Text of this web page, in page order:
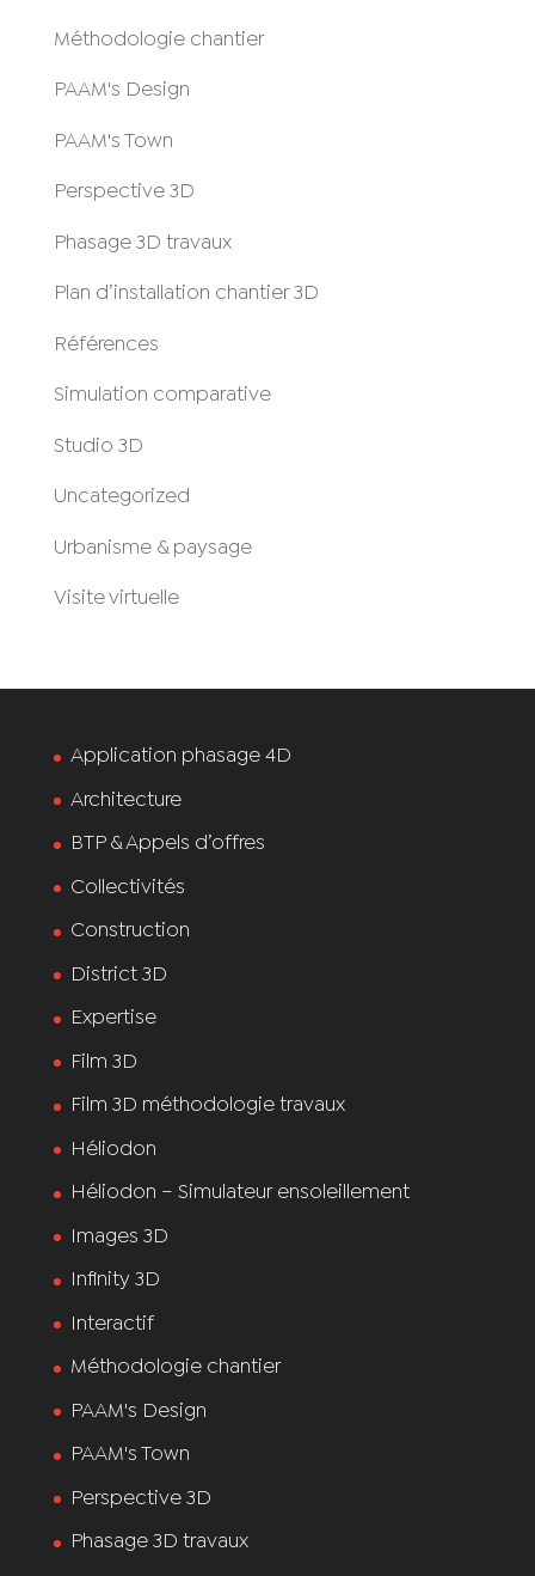
Méthodologie chantier
PAAM's Design
PAAM's Town
Perspective 3D
Phasage 3D travaux
Plan d’installation chantier 3D
Références
Simulation comparative
Studio 3D
Uncategorized
Urbanisme & paysage
Visite virtuelle
Application phasage 4D
Architecture
BTP & Appels d’offres
Collectivités
Construction
District 3D
Expertise
Film 3D
Film 3D méthodologie travaux
Héliodon
Héliodon – Simulateur ensoleillement
Images 3D
Infinity 3D
Interactif
Méthodologie chantier
PAAM's Design
PAAM's Town
Perspective 3D
Phasage 3D travaux